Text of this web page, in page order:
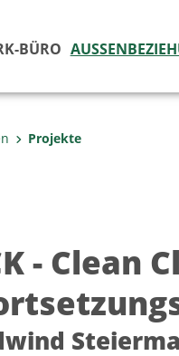
BÜRO
Projekte
- Clean